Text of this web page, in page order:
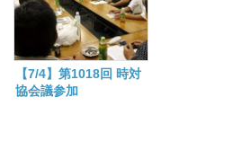
【7/4】第1018回 時対
協会議参加